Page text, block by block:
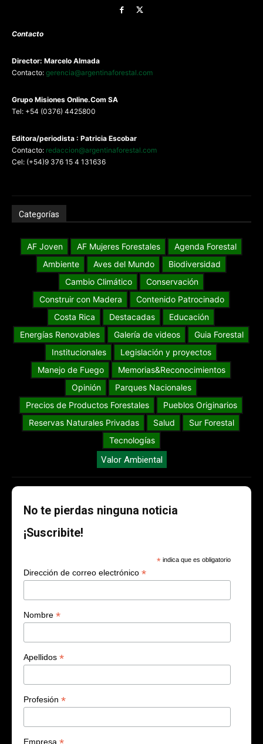
Contacto
Director: Marcelo Almada
Contacto: gerencia@argentinaforestal.com
Grupo Misiones Online.Com SA
Tel: +54 (0376) 4425800
Editora/periodista : Patricia Escobar
Contacto: redaccion@argentinaforestal.com
Cel: (+54)9 376 15 4 131636
Categorías
AF Joven AF Mujeres Forestales
Agenda Forestal
Ambiente
Aves del Mundo
Biodiversidad
Cambio Climático
Conservación
Construir con Madera
Contenido Patrocinado
Costa Rica
Destacadas
Educación
Energías Renovables
Galería de videos
Guia Forestal
Institucionales
Legislación y proyectos
Manejo de Fuego
Memorias&Reconocimientos
Opinión
Parques Nacionales
Precios de Productos Forestales
Pueblos Originarios
Reservas Naturales Privadas
Salud
Sur Forestal
Tecnologías
Valor Ambiental
No te pierdas ninguna noticia
¡Suscribite!
* indica que es obligatorio
Dirección de correo electrónico *
Nombre *
Apellidos *
Profesión *
Empresa